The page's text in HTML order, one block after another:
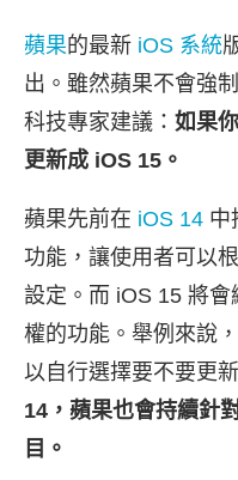
蘋果的最新 iOS 系統
出。雖然蘋果不會強制
科技專家建議： 如果
更新成 iOS 15。
蘋果先前在 iOS 14 中
功能，讓使用者可以
設定。而 iOS 15 將
權的功能。舉例來說
以自行選擇要不要更新
14，蘋果也會持續針
目。